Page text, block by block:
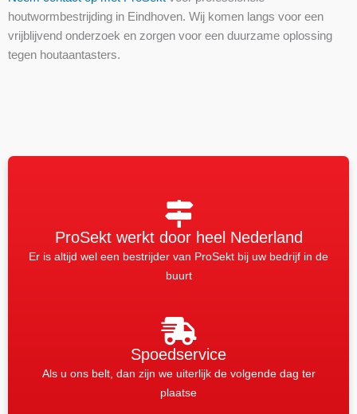
houtwormbestrijding in Eindhoven. Wij komen langs voor een
vrijblijvend onderzoek en zorgen voor een duurzame oplossing
tegen houtaantasters.
ProSekt werkt door heel Nederland
Er is altijd wel een bestrijder van ProSekt bij uw bedrijf in de
buurt
Spoedservice
Als u ons belt, dan zijn we uiterlijk de volgende dag ter
plaatse